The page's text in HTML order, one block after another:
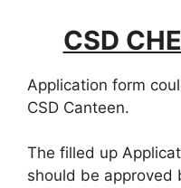
CSD
Application form
CSD Canteen.
The filled up
should be approved